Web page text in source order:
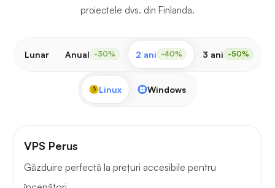
proiectele dvs. din Finlanda.
Lunar Anual -30% 2 ani -40% 3 ani -50%
Linux Windows
VPS Perus
Găzduire perfectă la prețuri accesibile pentru